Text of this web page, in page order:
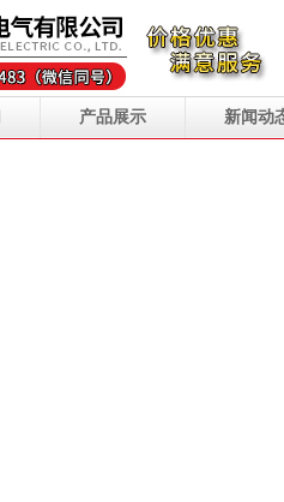
产品展示 新闻动